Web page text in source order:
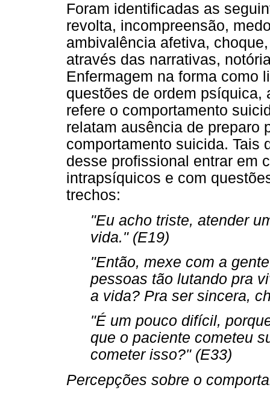
Foram identificadas as
revolta, incompreensão,
ambivalência afetiva,
através das narrativas,
Enfermagem na forma como
questões de ordem psíquica,
refere o comportamento
relatam ausência de preparo
comportamento suicida. Tais
desse profissional entrar em
intrapsíquicos e com
trechos:
"Eu acho triste, atender
vida." (E19)
"Então, mexe com a
pessoas tão lutando pra
a vida? Pra ser sincera,
"É um pouco difícil,
que o paciente cometeu
cometer isso?" (E33)
Percepções sobre o